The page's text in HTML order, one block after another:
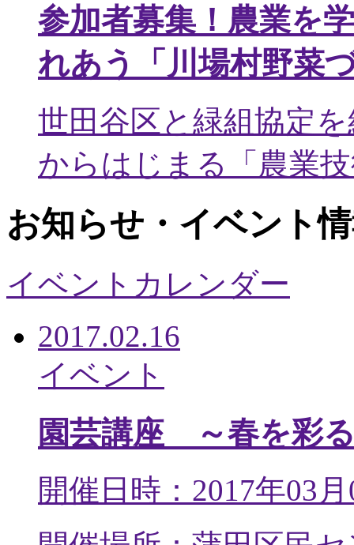
参加者募集！農業を
れあう「川場村野菜
世田谷区と緑組協定
からはじまる「農業
お知らせ・イベント
イベントカレンダー
2017.02.16
イベント
園芸講座 ～春を彩
開催日時：2017年03